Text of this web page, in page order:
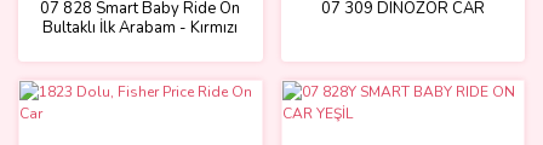
07 828 Smart Baby Ride On
Bultaklı İlk Arabam - Kırmızı
07 309 DINOZOR CAR